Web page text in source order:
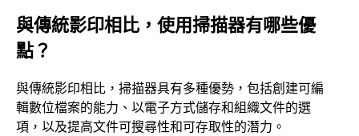
與傳統影印相比，使用掃描器有哪些優
點？
與傳統影印相比，掃描器具有多種優勢，包括創建可編
輯數位檔案的能力、以電子方式儲存和組織文件的選
項，以及提高文件可搜尋性和可存取性的潛力。